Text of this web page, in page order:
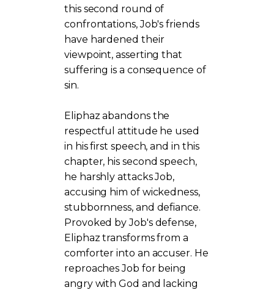
this second round of
confrontations, Job's friends
have hardened their
viewpoint, asserting that
suffering is a consequence of
sin.
Eliphaz abandons the
respectful attitude he used
in his first speech, and in this
chapter, his second speech,
he harshly attacks Job,
accusing him of wickedness,
stubbornness, and defiance.
Provoked by Job's defense,
Eliphaz transforms from a
comforter into an accuser. He
reproaches Job for being
angry with God and lacking